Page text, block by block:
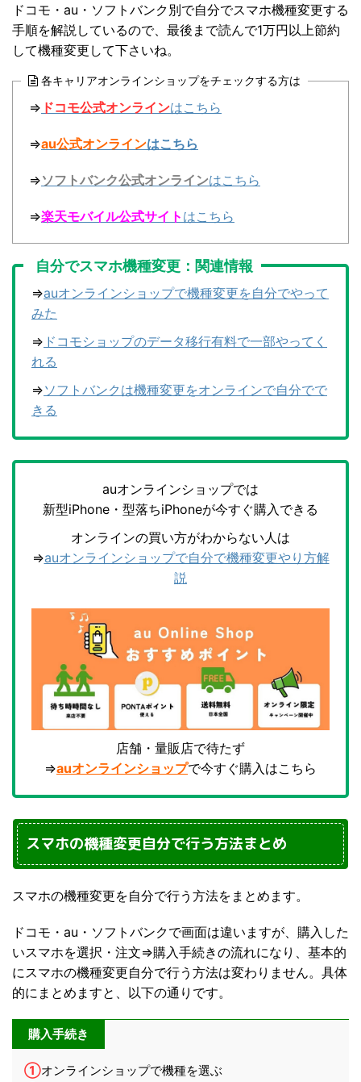
ドコモ・au・ソフトバンク別で自分でスマホ機種変更する
手順を解説しているので、最後まで読んで1万円以上節約
して機種変更して下さいね。
各キャリアオンラインショップをチェックする方は
⇒ ドコモ公式オンラインはこちら
⇒au公式オンラインはこちら
⇒ソフトバンク公式オンラインはこちら
⇒楽天モバイル公式サイト はこちら
自分でスマホ機種変更：関連情報
⇒auオンラインショップで機種変更を自分でやって
みた
⇒ ドコモショップのデータ移行有料で一部やってく
れる
⇒ソフトバンクは機種変更をオンラインで自分でで
きる
auオンラインショップでは
新型iPhone・型落ちiPhoneが今すぐ購入できる
オンラインの買い方がわからない人は
⇒auオンラインショップで自分で機種変更やり方解
説
店舗・量販店で待たず
⇒auオンラインショップで今すぐ購入はこちら
スマホの機種変更自分で行う方法まとめ
スマホの機種変更を自分で行う方法をまとめます。
ドコモ・au・ソフトバンクで画面は違いますが、購入した
いスマホを選択・注文⇒購入手続きの流れになり、基本的
にスマホの機種変更自分で行う方法は変わりません。具体
的にまとめますと、以下の通りです。
購入手続き
①オンラインショップで機種を選ぶ